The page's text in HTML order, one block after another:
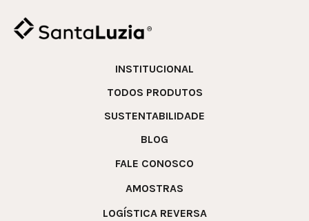
INSTITUCIONAL
TODOS PRODUTOS
SUSTENTABILIDADE
BLOG
FALE CONOSCO
AMOSTRAS
LOGÍSTICA REVERSA